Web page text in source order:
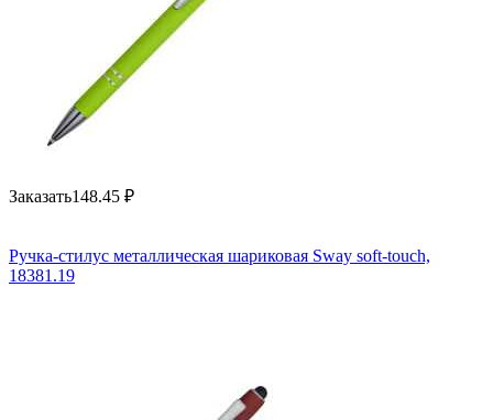
Заказать148.45 ₽
Ручка-стилус металлическая шариковая Sway soft-touch,
18381.19